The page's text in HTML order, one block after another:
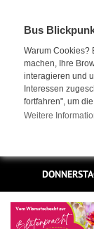
Bus
Warum Cookies?
machen, Ihre
interagieren und
Interessen
fortfahren", um
Weitere